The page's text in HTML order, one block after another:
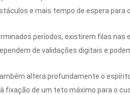
e mais tempo de espera
períodos, existirem filas
de validações digitais e
altera profundamente o
fixação de um teto máximo para o